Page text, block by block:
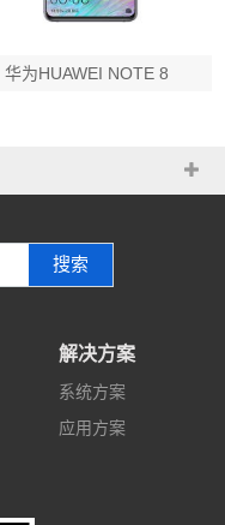
华为HUAWEI NOTE 8
搜索
解决方案
系统方案
应用方案